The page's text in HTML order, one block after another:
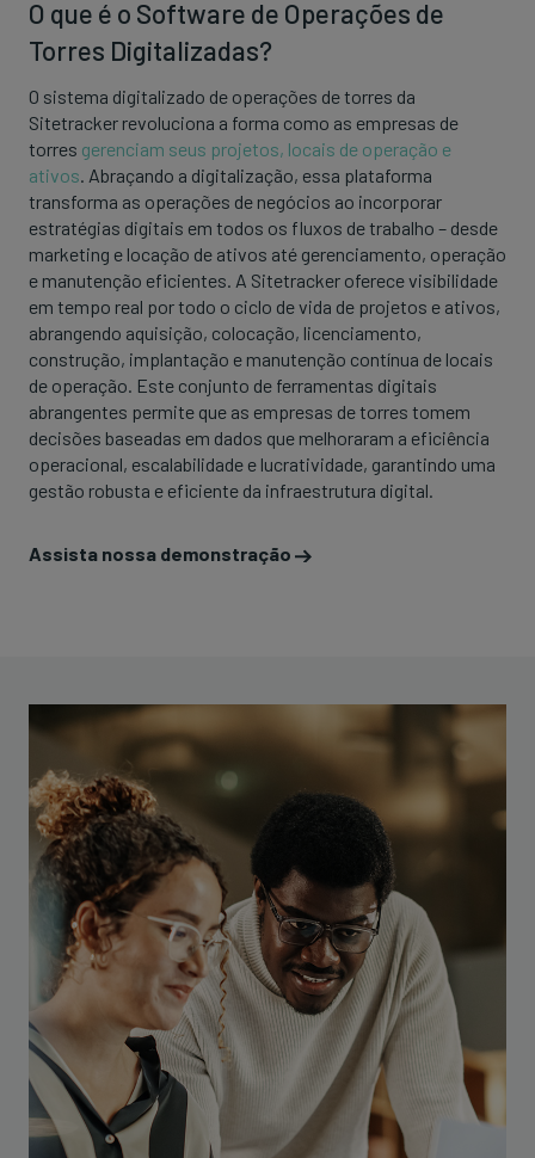
O que é o Software de Operações de
Torres Digitalizadas?
O sistema digitalizado de operações de torres da
Sitetracker revoluciona a forma como as empresas de
torres gerenciam seus projetos, locais de operação e
ativos . Abraçando a digitalização, essa plataforma
transforma as operações de negócios ao incorporar
estratégias digitais em todos os fluxos de trabalho – desde
marketing e locação de ativos até gerenciamento, operação
e manutenção eficientes. A Sitetracker oferece visibilidade
em tempo real por todo o ciclo de vida de projetos e ativos,
abrangendo aquisição, colocação, licenciamento,
construção, implantação e manutenção contínua de locais
de operação. Este conjunto de ferramentas digitais
abrangentes permite que as empresas de torres tomem
decisões baseadas em dados que melhoraram a eficiência
operacional, escalabilidade e lucratividade, garantindo uma
gestão robusta e eficiente da infraestrutura digital.
Assista nossa demonstração